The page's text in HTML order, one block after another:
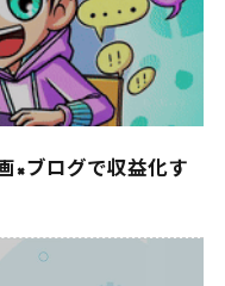
×ブログで収益化す